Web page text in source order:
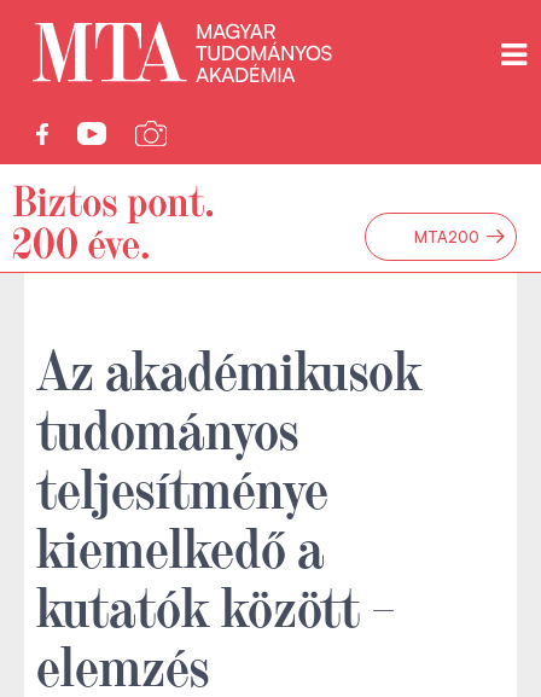
MTA200 →
Az akadémikusok
tudományos
teljesítménye
kiemelkedő a
kutatók között –
elemzés